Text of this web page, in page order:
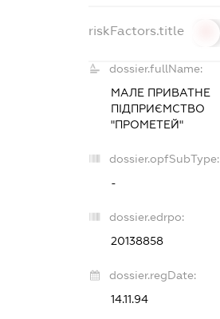
riskFactors.title
dossier.fullName:
МАЛЕ ПРИВАТНЕ
ПІДПРИЄМСТВО
"ПРОМЕТЕЙ"
dossier.opfSubType:
-
dossier.edrpo:
20138858
dossier.regDate:
14.11.94